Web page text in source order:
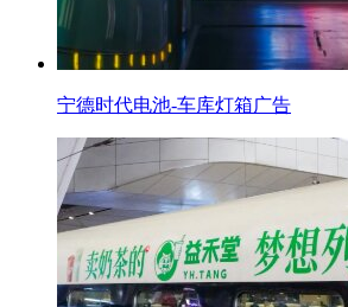
宁德时代电池-车库灯箱广告